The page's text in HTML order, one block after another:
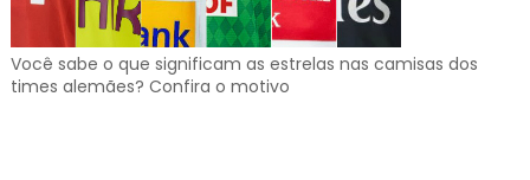
Você sabe o que significam as estrelas nas camisas dos
times alemães? Confira o motivo